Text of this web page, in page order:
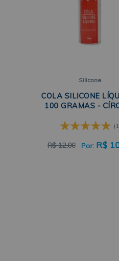
Silicone
COLA SILICONE
100 GRAMAS -
R$ 12,00 R$